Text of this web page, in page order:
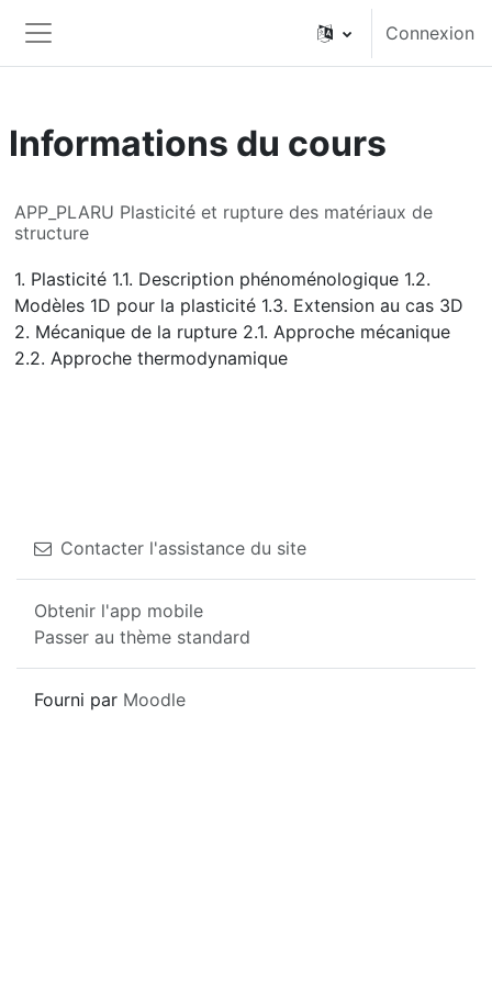
Panneau latéral
Connexion
Informations du cours
APP_PLARU Plasticité et rupture des matériaux de
structure
1. Plasticité 1.1. Description phénoménologique 1.2.
Modèles 1D pour la plasticité 1.3. Extension au cas 3D
2. Mécanique de la rupture 2.1. Approche mécanique
2.2. Approche thermodynamique
Contacter l'assistance du site
Obtenir l'app mobile
Passer au thème standard
Fourni par Moodle